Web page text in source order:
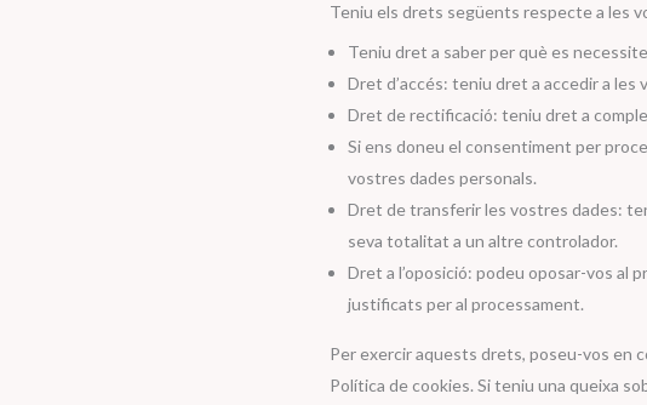
Teniu els drets següents respecte a les
Teniu dret a saber per què es
Dret d’accés: teniu dret a accedir a
Dret de rectificació: teniu dret a
Si ens doneu el consentiment per
vostres dades personals.
Dret de transferir les vostres dades:
seva totalitat a un altre controlador.
Dret a l’oposició: podeu oposar-vos al
justificats per al processament.
Per exercir aquests drets, poseu-vos en
Política de cookies. Si teniu una queixa